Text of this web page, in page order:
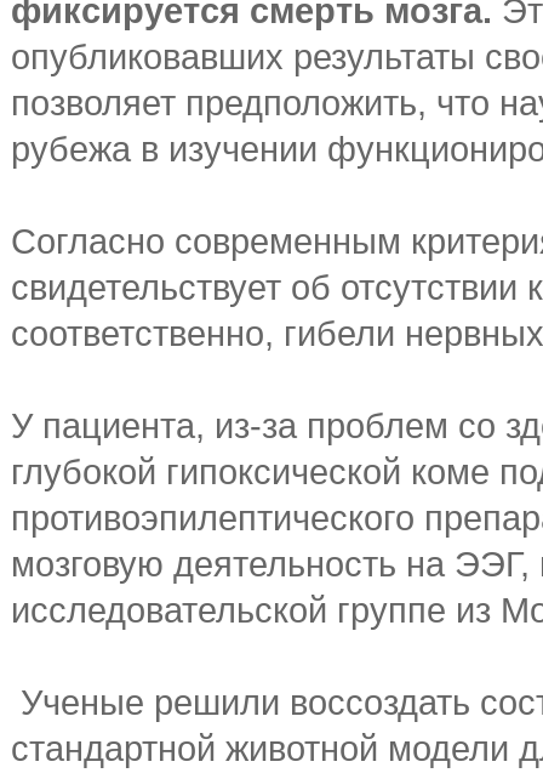
фиксируется смерть мозга.
опубликовавших результаты
позволяет предположить, что
рубежа в изучении
Согласно современным
свидетельствует об
соответственно, гибели
У пациента, из-за проблем со
глубокой гипоксической коме
противоэпилептического
мозговую деятельность на
исследовательской группе из
Ученые решили воссоздать
стандартной животной модели